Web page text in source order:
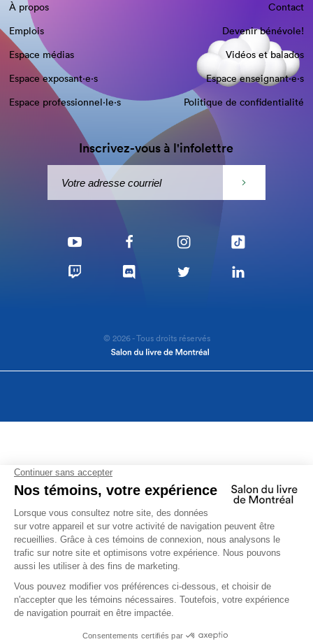
À propos
Contact
Emplois
Devenir bénévole!
Espace médias
Vidéos et balados
Espace exposant·e⋅s
Espace enseignant·e⋅s
Espace professionnel·le⋅s
Politique de confidentialité
Inscrivez-vous à l'infolettre
© 2026 - Tous droits réservés